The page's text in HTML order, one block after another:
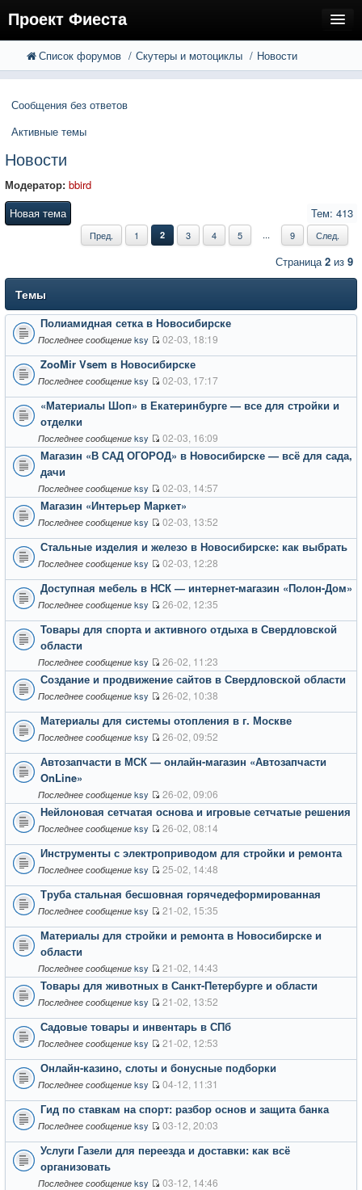
Проект Фиеста
FAQ
Расширенный поиск
Список форумов Скутеры и мотоциклы Новости
Сообщения без ответов
Активные темы
Новости
Модератор: bbird
Новая тема
Тем: 413
Пред. 1 2 3 4 5 ... 9 След.
Страница2 из 9
Темы
Полиамидная сетка в Новосибирске
Последнее сообщение ksy 02-03, 18:19
ZooMir Vsem в Новосибирске
Последнее сообщение ksy 02-03, 17:17
«Материалы Шоп» в Екатеринбурге — все для стройки и
отделки
Последнее сообщение ksy 02-03, 16:09
Магазин «В САД ОГОРОД» в Новосибирске — всё для сада,
дачи
Последнее сообщение ksy 02-03, 14:57
Магазин «Интерьер Маркет»
Последнее сообщение ksy 02-03, 13:52
Стальные изделия и железо в Новосибирске: как выбрать
Последнее сообщение ksy 02-03, 12:28
Доступная мебель в НСК — интернет-магазин «Полон-Дом»
Последнее сообщение ksy 26-02, 12:35
Товары для спорта и активного отдыха в Свердловской
области
Последнее сообщение ksy 26-02, 11:23
Создание и продвижение сайтов в Свердловской области
Последнее сообщение ksy 26-02, 10:38
Материалы для системы отопления в г. Москве
Последнее сообщение ksy 26-02, 09:52
Автозапчасти в МСК — онлайн-магазин «Автозапчасти
OnLine»
Последнее сообщение ksy 26-02, 09:06
Нейлоновая сетчатая основа и игровые сетчатые решения
Последнее сообщение ksy 26-02, 08:14
Инструменты с электроприводом для стройки и ремонта
Последнее сообщение ksy 25-02, 14:48
Труба стальная бесшовная горячедеформированная
Последнее сообщение ksy 21-02, 15:35
Материалы для стройки и ремонта в Новосибирске и
области
Последнее сообщение ksy 21-02, 14:43
Товары для животных в Санкт-Петербурге и области
Последнее сообщение ksy 21-02, 13:52
Садовые товары и инвентарь в СПб
Последнее сообщение ksy 21-02, 12:53
Онлайн-казино, слоты и бонусные подборки
Последнее сообщение ksy 04-12, 11:31
Гид по ставкам на спорт: разбор основ и защита банка
Последнее сообщение ksy 03-12, 20:03
Услуги Газели для переезда и доставки: как всё
организовать
Последнее сообщение ksy 03-12, 14:46